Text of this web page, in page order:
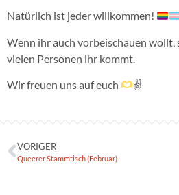
Natürlich ist jeder willkommen!
Wenn ihr auch vorbeischauen
vielen Personen ihr kommt.
Wir freuen uns auf euch ✌
VORIGER
Queerer Stammtisch (Februar)